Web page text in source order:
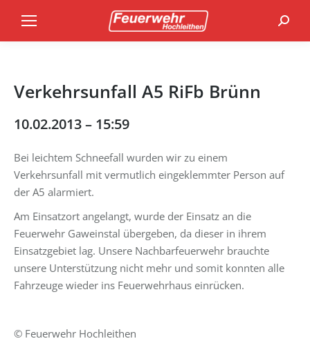
Verkehrsunfall A5 RiFb Brünn
10.02.2013 – 15:59
Bei leichtem Schneefall wurden wir zu einem
Verkehrsunfall mit vermutlich eingeklemmter Person auf
der A5 alarmiert.
Am Einsatzort angelangt, wurde der Einsatz an die
Feuerwehr Gaweinstal übergeben, da dieser in ihrem
Einsatzgebiet lag. Unsere Nachbarfeuerwehr brauchte
unsere Unterstützung nicht mehr und somit konnten alle
Fahrzeuge wieder ins Feuerwehrhaus einrücken.
© Feuerwehr Hochleithen